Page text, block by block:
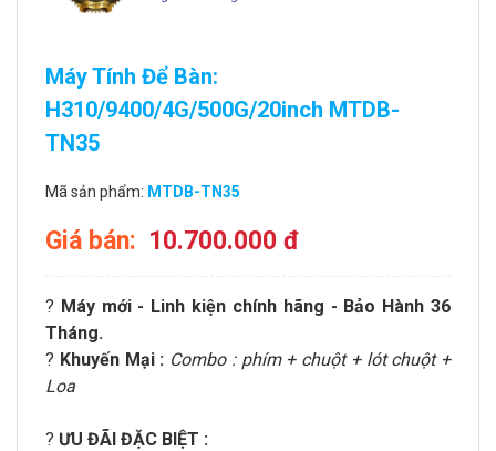
Máy Tính Để Bàn:
H310/9400/4G/500G/20inch MTDB-
TN35
Mã sản phẩm: MTDB-TN35
Giá bán: 10.700.000 đ
? Máy mới - Linh kiện chính hãng - Bảo Hành 36
Tháng.
? Khuyến Mại : Combo : phím + chuột + lót chuột +
Loa
? ƯU ĐÃI ĐẶC BIỆT :